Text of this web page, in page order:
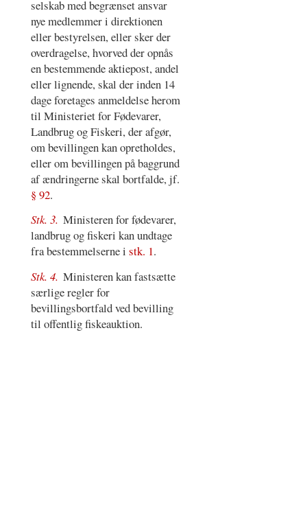
selskab med begrænset ansvar
nye medlemmer i direktionen
eller bestyrelsen, eller sker der
overdragelse, hvorved der opnås
en bestemmende aktiepost, andel
eller lignende, skal der inden 14
dage foretages anmeldelse herom
til Ministeriet for Fødevarer,
Landbrug og Fiskeri, der afgør,
om bevillingen kan opretholdes,
eller om bevillingen på baggrund
af ændringerne skal bortfalde, jf.
§ 92.
Stk. 3. Ministeren for fødevarer,
landbrug og fiskeri kan undtage
fra bestemmelserne i stk. 1.
Stk. 4. Ministeren kan fastsætte
særlige regler for
bevillingsbortfald ved bevilling
til offentlig fiskeauktion.